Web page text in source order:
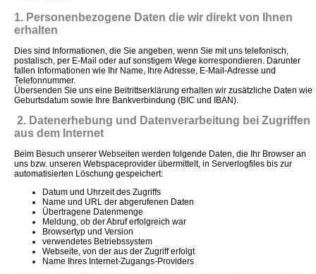
1. Personenbezogene Daten die wir direkt von Ihnen
erhalten
Dies sind Informationen, die Sie angeben, wenn Sie mit uns telefonisch,
postalisch, per E-Mail oder auf sonstigem Wege korrespondieren. Darunter
fallen Informationen wie Ihr Name, Ihre Adresse, E-Mail-Adresse und
Telefonnummer.
Übersenden Sie uns eine Beitrittserklärung erhalten wir zusätzliche Daten wie
Geburtsdatum sowie Ihre Bankverbindung (BIC und IBAN).
2. Datenerhebung und Datenverarbeitung bei Zugriffen
aus dem Internet
Beim Besuch unserer Webseiten werden folgende Daten, die Ihr Browser an
uns bzw. unseren Webspaceprovider übermittelt, in Serverlogfiles bis zur
automatisierten Löschung gespeichert:
Datum und Uhrzeit des Zugriffs
Name und URL der abgerufenen Daten
Übertragene Datenmenge
Meldung, ob der Abruf erfolgreich war
Browsertyp und Version
verwendetes Betriebssystem
Webseite, von der aus der Zugriff erfolgt
Name Ihres Internet-Zugangs-Providers